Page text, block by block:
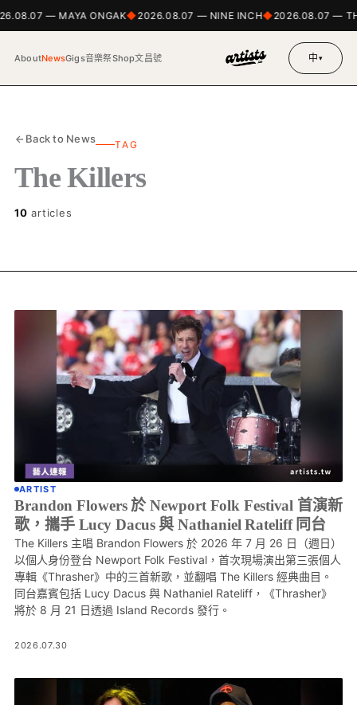
— MAYA ONGAK 2026.08.07 — NINE INCH 2026.08.07 —
AboutNewsGigs音樂祭Shop文昌號 中▾
Back to News TAG
The Killers
10 articles
ARTIST
Brandon Flowers 於 Newport Folk Festival 首演新
歌，攜手 Lucy Dacus 與 Nathaniel Rateliff 同台
The Killers 主唱 Brandon Flowers 於 2026 年 7 月 26 日（週日）
以個人身份登台 Newport Folk Festival，首次現場演出第三張個人
專輯《Thrasher》中的三首新歌，並翻唱 The Killers 經典曲目。
同台嘉賓包括 Lucy Dacus 與 Nathaniel Rateliff，《Thrasher》
將於 8 月 21 日透過 Island Records 發行。
2026.07.30